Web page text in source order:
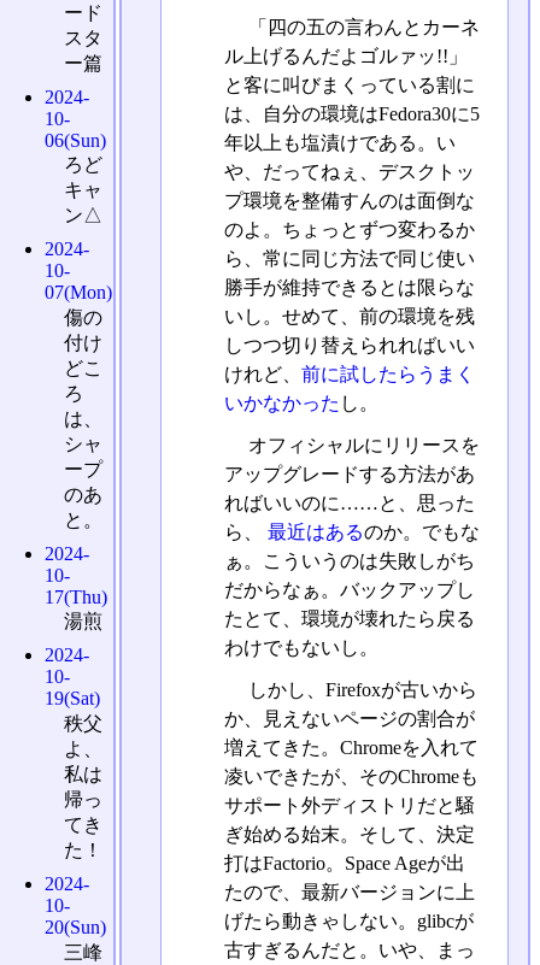
「四の五の言わんとカーネ
ル上げるんだよゴルァッ!!」
と客に叫びまくっている割に
は、自分の環境はFedora30に5
年以上も塩漬けである。い
や、だってねぇ、デスクトッ
プ環境を整備すんのは面倒な
のよ。ちょっとずつ変わるか
ら、常に同じ方法で同じ使い
勝手が維持できるとは限らな
いし。せめて、前の環境を残
しつつ切り替えられればいい
けれど、 前に試したらうまく
いかなかった し。
オフィシャルにリリースを
アップグレードする方法があ
ればいいのに……と、思った
ら、
最近はあるのか。でもな
ぁ。こういうのは失敗しがち
だからなぁ。バックアップし
たとて、環境が壊れたら戻る
わけでもないし。
しかし、Firefoxが古いから
か、見えないページの割合が
増えてきた。Chromeを入れて
凌いできたが、そのChromeも
サポート外ディストリだと騒
ぎ始める始末。そして、決定
打はFactorio。Space Ageが出
たので、最新バージョンに上
げたら動きゃしない。glibcが
古すぎるんだと。いや、まっ
ード
スタ
ー篇
2024-
10-
06(Sun)
ろど
キャ
ン△
2024-
10-
07(Mon)
傷の
付け
どこ
ろ
は、
シャ
ープ
のあ
と。
2024-
10-
17(Thu)
湯煎
2024-
10-
19(Sat)
秩父
よ、
私は
帰っ
てき
た！
2024-
10-
20(Sun)
三峰